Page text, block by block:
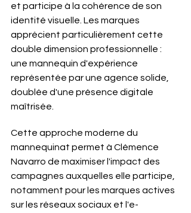
et participe à la cohérence de son
identité visuelle. Les marques
apprécient particulièrement cette
double dimension professionnelle :
une mannequin d'expérience
représentée par une agence solide,
doublée d'une présence digitale
maîtrisée.
Cette approche moderne du
mannequinat permet à Clémence
Navarro de maximiser l'impact des
campagnes auxquelles elle participe,
notamment pour les marques actives
sur les réseaux sociaux et l'e-